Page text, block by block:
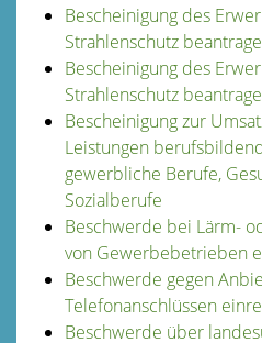
Bescheinigung des
Strahlenschutz
Bescheinigung des
Strahlenschutz
Bescheinigung zur
Leistungen
gewerbliche Berufe,
Sozialberufe
Beschwerde bei Lärm-
von Gewerbebetrieben
Beschwerde gegen
Telefonanschlüssen
Beschwerde über